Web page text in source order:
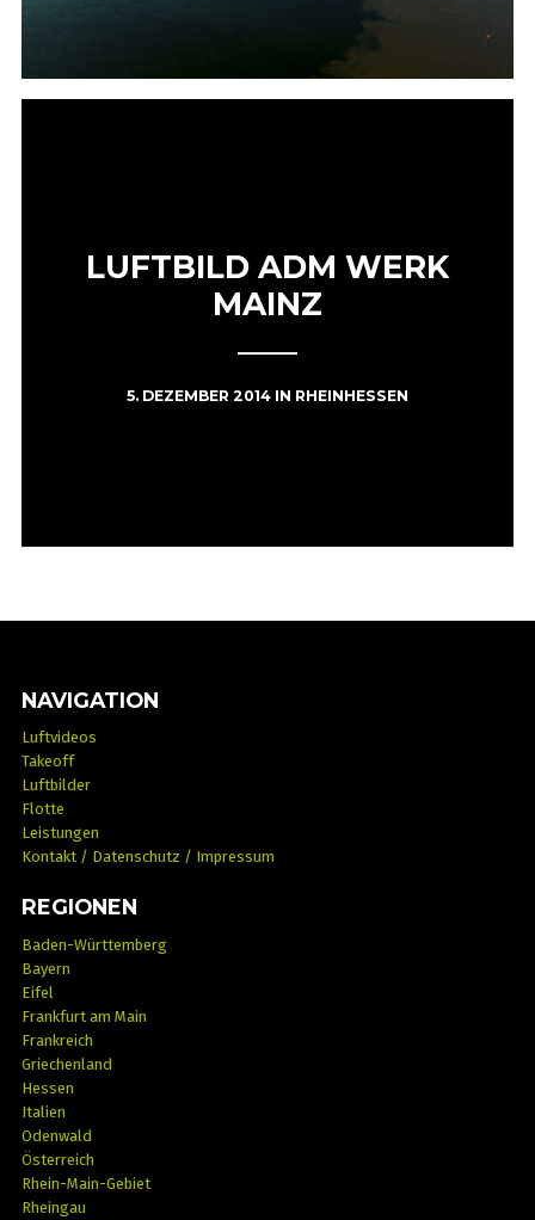
LUFTBILD ADM WERK
MAINZ
5. DEZEMBER 2014 IN RHEINHESSEN
NAVIGATION
Luftvideos
Takeoff
Luftbilder
Flotte
Leistungen
Kontakt / Datenschutz / Impressum
REGIONEN
Baden-Württemberg
Bayern
Eifel
Frankfurt am Main
Frankreich
Griechenland
Hessen
Italien
Odenwald
Österreich
Rhein-Main-Gebiet
Rheingau